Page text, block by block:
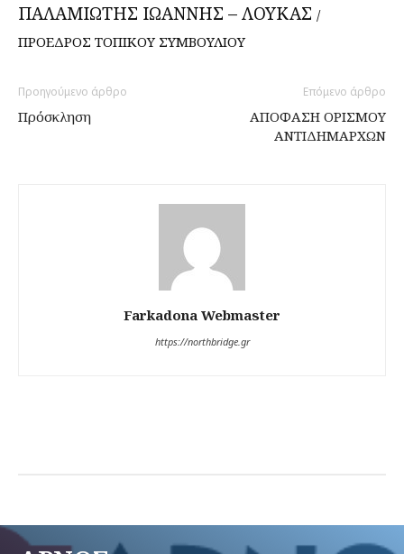
ΠΑΛΑΜΙΩΤΗΣ ΙΩΑΝΝΗΣ – ΛΟΥΚΑΣ /
ΠΡΟΕΔΡΟΣ ΤΟΠΙΚΟΥ ΣΥΜΒΟΥΛΙΟΥ
Προηγούμενο άρθρο
Πρόσκληση
Επόμενο άρθρο
ΑΠΟΦΑΣΗ ΟΡΙΣΜΟΥ
ΑΝΤΙΔΗΜΑΡΧΩΝ
Farkadona Webmaster
https://northbridge.gr